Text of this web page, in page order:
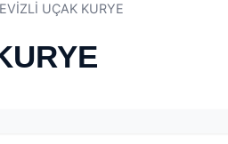
UÇAK KURYE